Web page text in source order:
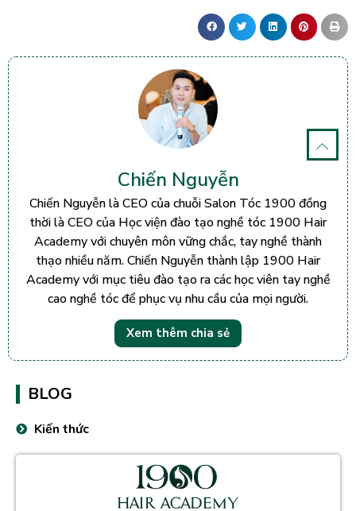
Chiến Nguyễn
Chiến Nguyễn là CEO của chuỗi Salon Tóc 1900 đồng
thời là CEO của Học viện đào tạo nghề tóc 1900 Hair
Academy với chuyên môn vững chắc, tay nghề thành
thạo nhiều năm. Chiến Nguyễn thành lập 1900 Hair
Academy với mục tiêu đào tạo ra các học viên tay nghề
cao nghề tóc để phục vụ nhu cầu của mọi người.
Xem thêm chia sẻ
BLOG
Kiến thức